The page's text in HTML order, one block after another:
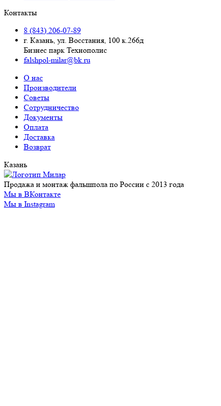
Контакты
8 (843) 206-07-89
г. Казань, ул. Восстания, 100 к.266д
Бизнес парк Технополис
falshpol-milar@bk.ru
О нас
Производители
Советы
Сотрудничество
Документы
Оплата
Доставка
Возврат
Казань
Продажа и монтаж фальшпола по России с 2013 года
Мы в ВКонтакте
Мы в Instagram